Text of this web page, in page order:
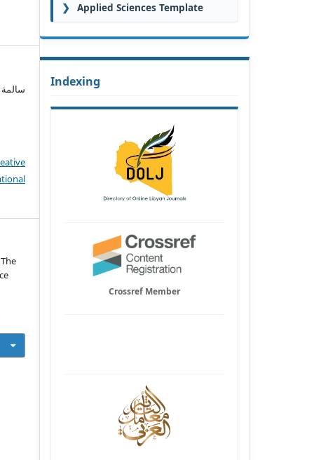
❯ Applied Sciences Template
Indexing
Crossref Member